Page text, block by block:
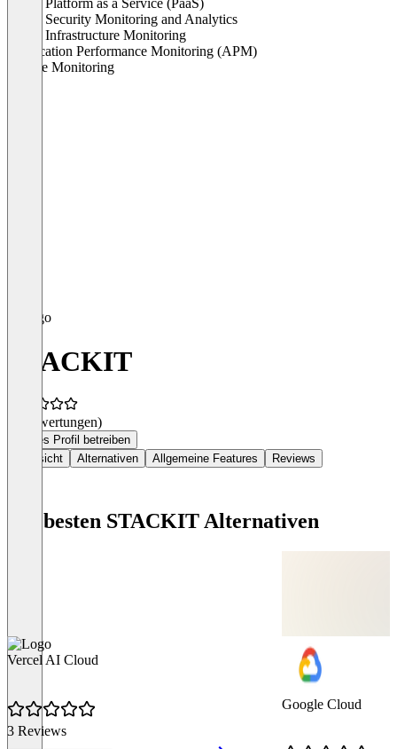
Cloud Platform as a Service (PaaS)
Cloud Security Monitoring and Analytics
Cloud Infrastructure Monitoring
Application Performance Monitoring (APM)
Logfile Monitoring
STACKIT
(0 Bewertungen)
Dieses Profil betreiben
Übersicht
Alternativen Allgemeine Features Reviews
Die besten STACKIT Alternativen
Vercel AI Cloud
3 Reviews
Google Cloud